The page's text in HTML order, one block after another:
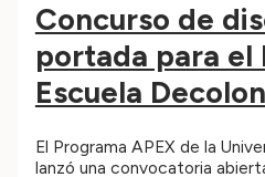
Concurso de
portada para el
Escuela
El Programa APEX de la
lanzó una convocatoria